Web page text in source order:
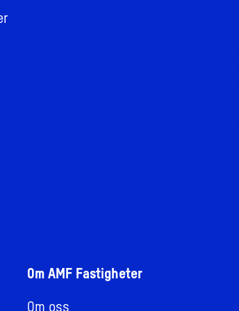
Om AMF Fastigheter
Om oss